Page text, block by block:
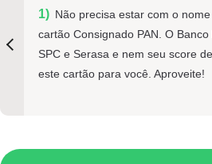
Não precisa estar com o
cartão Consignado PAN. O
SPC e Serasa e nem seu score
este cartão para você. Aproveite!